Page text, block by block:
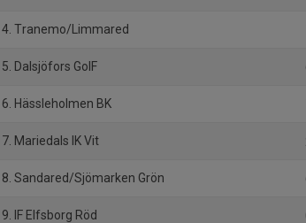
4. Tranemo/Limmared
5. Dalsjöfors GoIF
6. Hässleholmen BK
7. Mariedals IK Vit
8. Sandared/Sjömarken Grön
9. IF Elfsborg Röd